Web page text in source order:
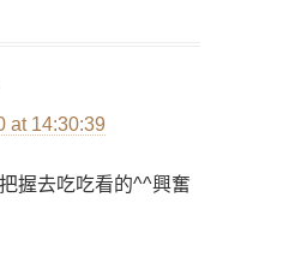
at 14:30:39
握去吃吃看的^^興奮